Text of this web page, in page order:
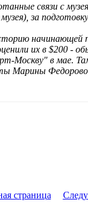
связи с
за
их в $200 -
Москву" в мае.
Марины
страница